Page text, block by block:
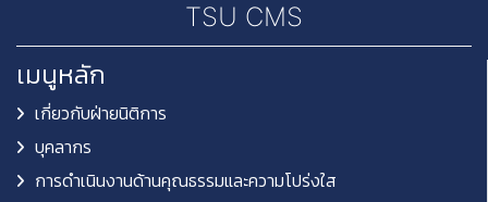
TSU CMS
เมนูหลัก
เกี่ยวกับฝ่ายนิติการ
บุคลากร
การดำเนินงานด้านคุณธรรมและความโปร่งใส